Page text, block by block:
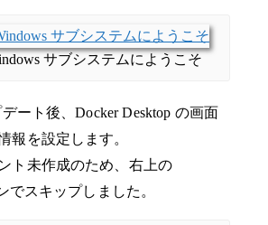
サブシステムにようこそ
ート後、Docker Desktop の画面
報を設定します。
ト未作成のため、右上の
でスキップしました。